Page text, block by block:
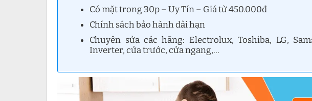
Có mặt trong 30p – Uy Tín – Giá từ 450.000đ
Chính sách bảo hành dài hạn
Chuyên sửa các hãng: Electrolux, Toshiba, LG,
Inverter, cửa trước, cửa ngang,…